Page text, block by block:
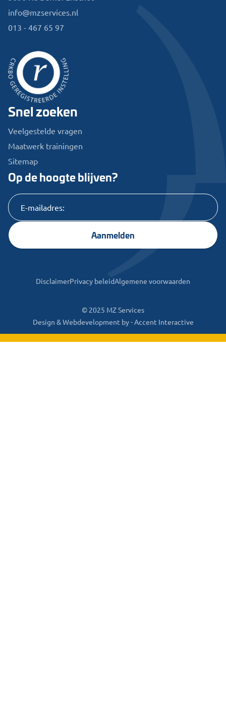
info@mzservices.nl
013 - 467 65 97
Snel zoeken
Veelgestelde vragen
Maatwerk trainingen
Sitemap
Op de hoogte blijven?
Aanmelden
© 2025 MZ Services
Design & Webdevelopment by -Accent Interactive
DisclaimerPrivacy beleidAlgemene voorwaarden